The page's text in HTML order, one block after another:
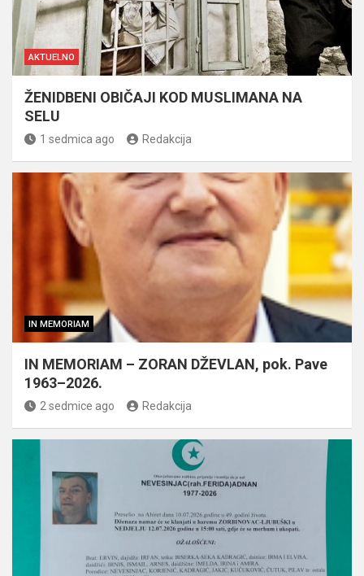
AKTUELNO
ŽENIDBENI OBIČAJI KOD MUSLIMANA NA
SELU
1 sedmica ago Redakcija
IN MEMORIAM
IN MEMORIAM – ZORAN DŽEVLAN, pok. Pave
1963–2026.
2 sedmice ago Redakcija